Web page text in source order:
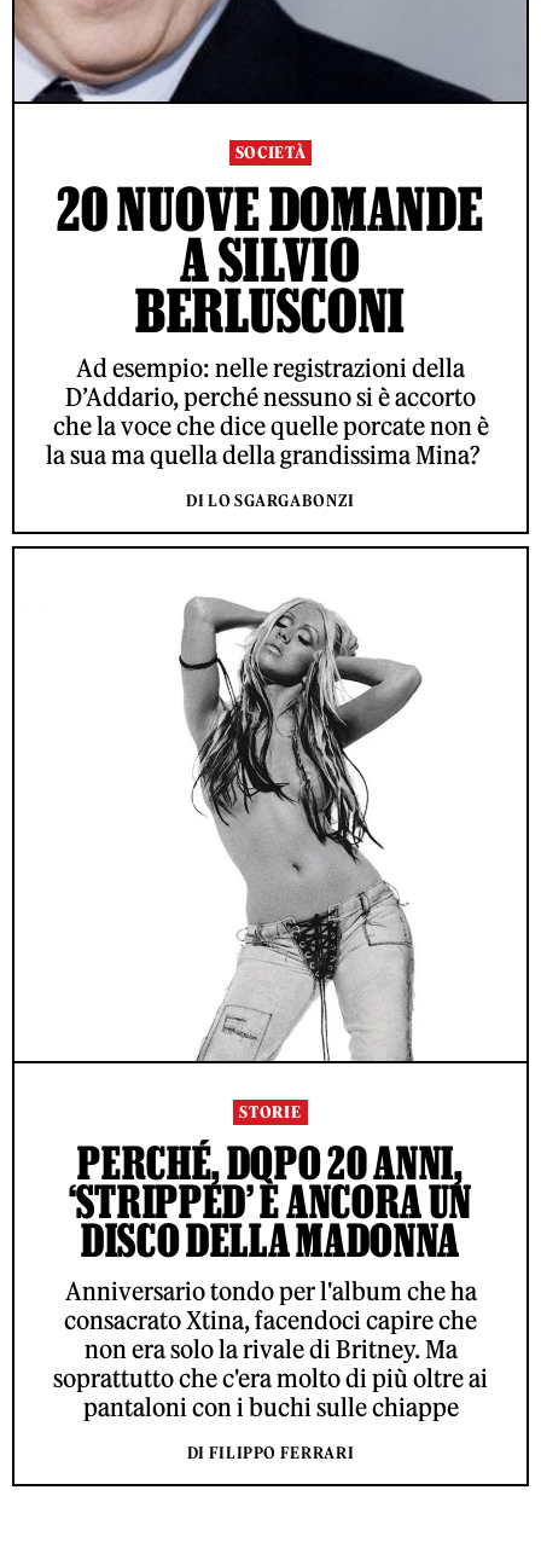
SOCIETÀ
20 NUOVE DOMANDE
A SILVIO
BERLUSCONI
Ad esempio: nelle registrazioni della
D’Addario, perché nessuno si è accorto
che la voce che dice quelle porcate non è
la sua ma quella della grandissima Mina?
DI LO SGARGABONZI
STORIE
PERCHÉ, DOPO 20 ANNI,
‘STRIPPED’ È ANCORA UN
DISCO DELLA MADONNA
Anniversario tondo per l'album che ha
consacrato Xtina, facendoci capire che
non era solo la rivale di Britney. Ma
soprattutto che c'era molto di più oltre ai
pantaloni con i buchi sulle chiappe
DI FILIPPO FERRARI